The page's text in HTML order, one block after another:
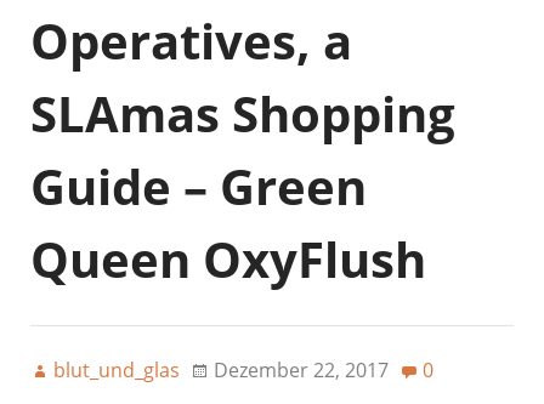
Operatives, a
SLAmas Shopping
Guide – Green
Queen OxyFlush
blut_und_glas Dezember 22, 2017 0